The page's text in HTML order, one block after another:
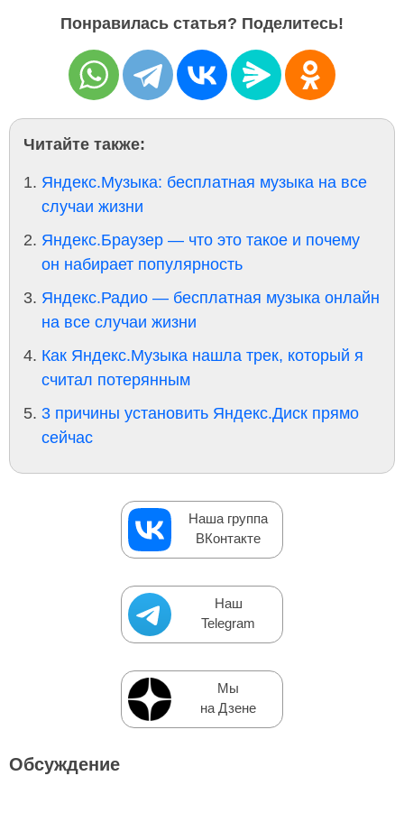
Понравилась статья? Поделитесь!
Читайте также:
Яндекс.Музыка: бесплатная музыка на все
случаи жизни
Яндекс.Браузер — что это такое и почему
он набирает популярность
Яндекс.Радио — бесплатная музыка онлайн
на все случаи жизни
Как Яндекс.Музыка нашла трек, который я
считал потерянным
3 причины установить Яндекс.Диск прямо
сейчас
Наша группа
ВКонтакте
Наш
Telegram
Мы
на Дзене
Обсуждение